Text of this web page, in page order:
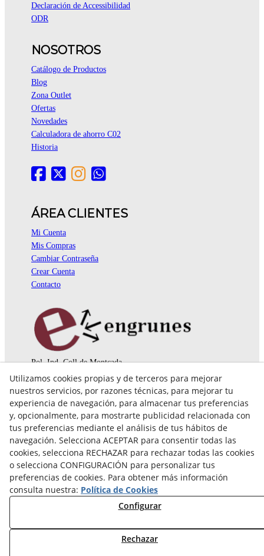
Declaración de Accessibilidad
ODR
NOSOTROS
Catálogo de Productos
Blog
Zona Outlet
Ofertas
Novedades
Calculadora de ahorro C02
Historia
ÁREA CLIENTES
Mi Cuenta
Mis Compras
Cambiar Contraseña
Crear Cuenta
Contacto
Pol. Ind. Coll de Montcada
08110 Montcada i Reixac (Barcelona)
935 829 999
engrunes@engrunes.org
Utilizamos cookies propias y de terceros para mejorar
nuestros servicios, por razones técnicas, para mejorar tu
experiencia de navegación, para almacenar tus preferencias
y, opcionalmente, para mostrarte publicidad relacionada con
tus preferencias mediante el análisis de tus hábitos de
navegación. Selecciona ACEPTAR para consentir todas las
cookies, selecciona RECHAZAR para rechazar todas las cookies
o selecciona CONFIGURACIÓN para personalizar tus
preferencias de cookies. Para obtener más información
consulta nuestra: Política de Cookies
Configurar
Rechazar